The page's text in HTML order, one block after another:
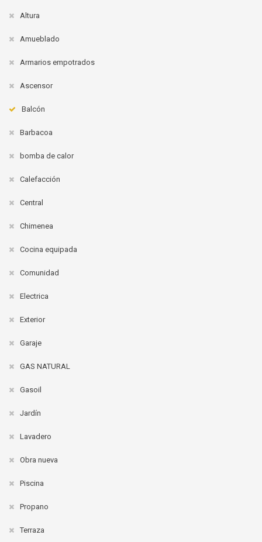
Altura
Amueblado
Armarios empotrados
Ascensor
Balcón
Barbacoa
bomba de calor
Calefacción
Central
Chimenea
Cocina equipada
Comunidad
Electrica
Exterior
Garaje
GAS NATURAL
Gasoil
Jardín
Lavadero
Obra nueva
Piscina
Propano
Terraza